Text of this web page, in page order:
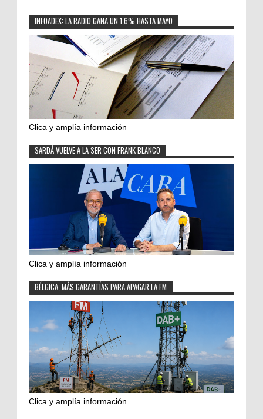
INFOADEX: LA RADIO GANA UN 1,6% HASTA MAYO
Clica y amplía información
SARDÁ VUELVE A LA SER CON FRANK BLANCO
Clica y amplía información
BÉLGICA, MÁS GARANTÍAS PARA APAGAR LA FM
Clica y amplía información